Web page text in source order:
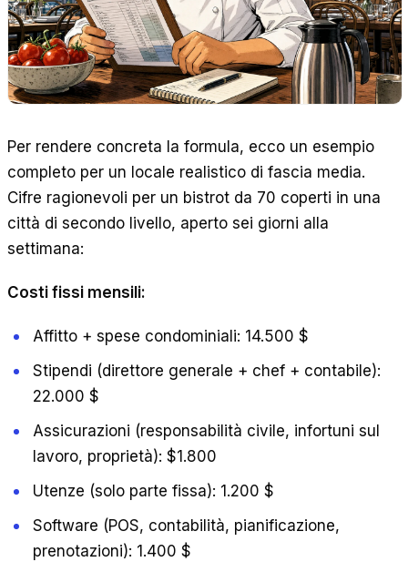
Per rendere concreta la formula, ecco un esempio
completo per un locale realistico di fascia media.
Cifre ragionevoli per un bistrot da 70 coperti in una
città di secondo livello, aperto sei giorni alla
settimana:
Costi fissi mensili:
Affitto + spese condominiali: 14.500 $
Stipendi (direttore generale + chef + contabile):
22.000 $
Assicurazioni (responsabilità civile, infortuni sul
lavoro, proprietà): $1.800
Utenze (solo parte fissa): 1.200 $
Software (POS, contabilità, pianificazione,
prenotazioni): 1.400 $